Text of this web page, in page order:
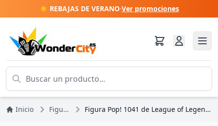
☀️ REBAJAS DE VERANO·Ver promociones
Inicio Figuras Figura Pop! 1041 de League of Legends, Ahri